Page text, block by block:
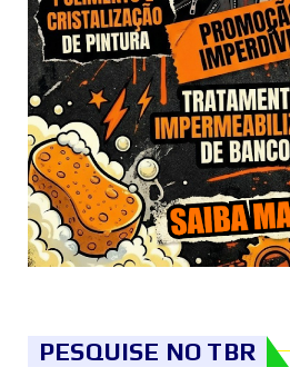
PESQUISE NO TBR